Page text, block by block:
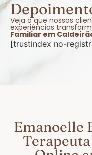
Veja o que nossos
experiências
Familiar em
[trustindex no-
Emanoelle